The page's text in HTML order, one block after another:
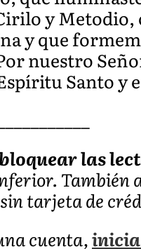
y Metodio,
y que
nuestro
Santo y
las
También
sin tarjeta de
cuenta,